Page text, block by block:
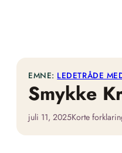
EMNE: LEDETRÅDE
Smykke
juli 11, 2025Korte